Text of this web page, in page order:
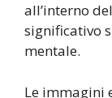
all’interno
significativo
mentale.
Le immagini